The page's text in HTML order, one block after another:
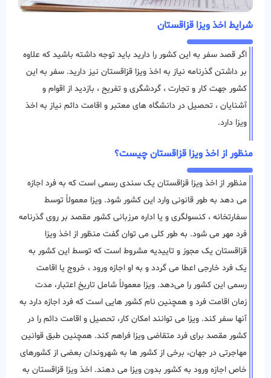
شرایط اخذ ویزا قزاقستان
اگر قصد سفر به این کشور را دارید باید توجه داشته باشید که علاوه
بر داشتن گذرنامه نیاز به اخذ ویزا قزاقستان نیز دارید. سفر به این
کشور جهت کار و تجارت ، گردشگری و تفریح ، بازدید از اقوام و
آشنایان ، تحصیل در دانشگاه های معتبر و اقامت دائم نیاز به اخذ
ویزا دارد.
منظور از اخذ ویزا قزاقستان چیست؟
منظور از اخذ ویزا قزاقستان یک سندی رسمی است که به فرد اجازه
می دهد به طور قانونی وارد این کشور شود. ویزا معمولاً توسط
سفارتخانه ، کنسولگری و یا اداره مرزبانی کشور مقصد بر روی گذرنامه
فرد مهر می شود. به طور کلی می توان گفت منظور از اخذ ویزا
قزاقستان یک مجوز و تاییدیه مشروط است که توسط این کشور به
یک فرد خارجی اعطا می ‌گردد و به او اجازه ورود ، خروج یا اقامت
رسمی این کشور را می‌دهد. ویزا معمولاً شامل تاریخ اعتبار، مدت
زمان اقامت فرد و همچنین نام کشور هایی است که فرد اجازه دارد به
آنها سفر کند. ویزا می توانند امکان کار، تحصیل و اقامت دائم را در
کشور مقصد برای فرد متقاضی ویزا فراهم کند. همچنین طبق قوانین
مهاجرتی در جهان، برخی از کشور ها به شهروندان بعضی از کشورهای
خاص اجازه ورود به کشور بدون ویزا می دهند. اخذ ویزا قزاقستان به